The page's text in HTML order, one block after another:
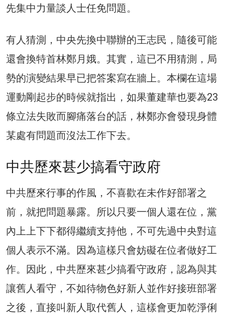
先集中力量談人士任免問題。
有人猜測，中央先換中聯辦的王志民，隨後可能
還會換特首林鄭月娥。其實，這已不用猜測，局
勢的演變結果早已把答案寫在牆上。本欄在這場
運動剛起步的時候就指出，如果董建華也要為23
條立法失敗而腳痛落台的話，林鄭亦會發現身體
某處有問題而沒法工作下去。
中共歷來甚少搞看守政府
中共歷來行事的作風，不喜歡在未作好部署之
前，就把問題暴露。所以只要一個人還在位，黨
內上上下下都得繼續支持他，不可先過中央對這
個人表示不滿。因為這樣只會妨礙在位者做好工
作。因此，中共歷來甚少搞看守政府，認為與其
讓舊人看守，不如待物色好新人並作好接班部署
之後，直接叫新人取代舊人，這樣會更加乾淨俐